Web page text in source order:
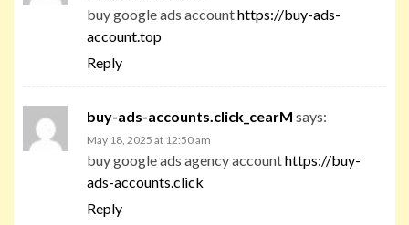
buy google ads accounthttps://buy-ads-
account.top
Reply
buy-ads-accounts.click_cearM says:
May 18, 2025 at 12:50 am
buy google ads agency accounthttps://buy-
ads-accounts.click
Reply